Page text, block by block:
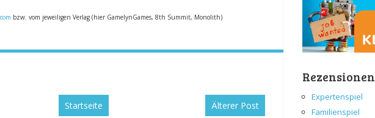
bzw. vom jeweiligen Verlag (hier GamelynGames, 8th Summit, Monolith)
Älterer Post
Startseite
Rezensionen
Expertenspiel
Familienspiel